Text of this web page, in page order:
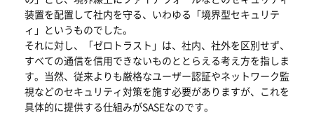
装置を配置して社内を守る、いわゆる「境界型セキュリテ
ィ」というものでした。
それに対し、「ゼロトラスト」は、社内、社外を区別せず、
すべての通信を信用できないものととらえる考え方を指しま
す。当然、従来よりも厳格なユーザー認証やネットワーク監
視などのセキュリティ対策を施す必要がありますが、これを
具体的に提供する仕組みがSASEなのです。